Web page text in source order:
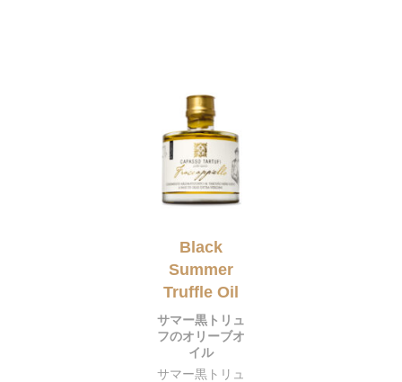
Black
Summer
Truffle Oil
サマー黒トリュ
フのオリーブオ
イル
サマー黒トリュ